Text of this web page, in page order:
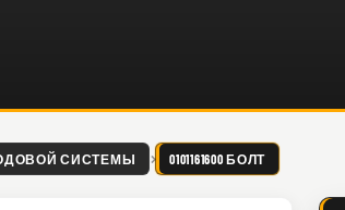
СИСТЕМЫ 0101161600 БОЛТ